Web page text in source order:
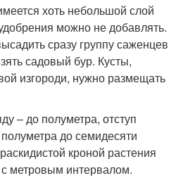
хоть небольшой слой
можно не добавлять.
сразу группу саженцев
садовый бур. Кусты,
изгороди, нужно размещать
– до полуметра, отступ
до семидесяти
кроной растения
метровым интервалом.